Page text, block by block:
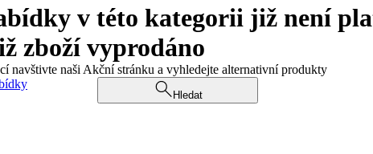
v této kategorii již není
zboží vyprodáno
navštivte naši Akční stránku a vyhledejte alternativní produkty
Hledat